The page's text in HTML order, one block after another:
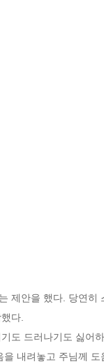
제안을 했다. 당연
다.
도 드러나기도 싫
내려놓고 주님께